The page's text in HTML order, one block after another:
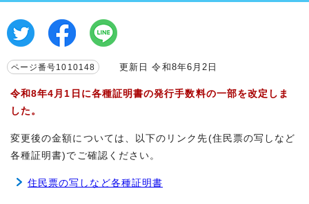
ページ番号1010148 更新日 令和8年6月2日
令和8年4月1日に各種証明書の発行手数料の一部を改定しま
した。
変更後の金額については、以下のリンク先(住民票の写しなど
各種証明書)でご確認ください。
住民票の写しなど各種証明書